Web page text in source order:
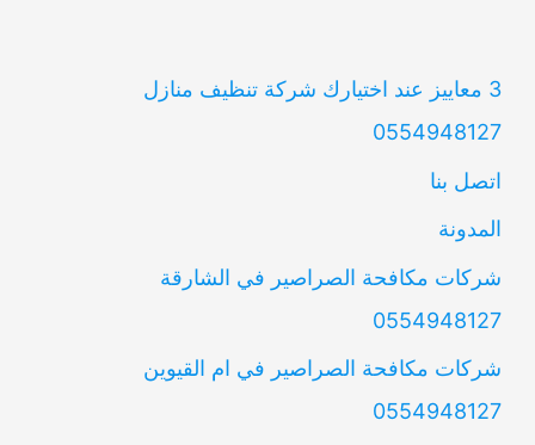
3 معاييز عند اختيارك شركة تنظيف منازل
0554948127
اتصل بنا
المدونة
شركات مكافحة الصراصير في الشارقة
0554948127
شركات مكافحة الصراصير في ام القيوين
0554948127